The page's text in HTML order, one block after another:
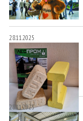
28.11.2025
28.11.2025